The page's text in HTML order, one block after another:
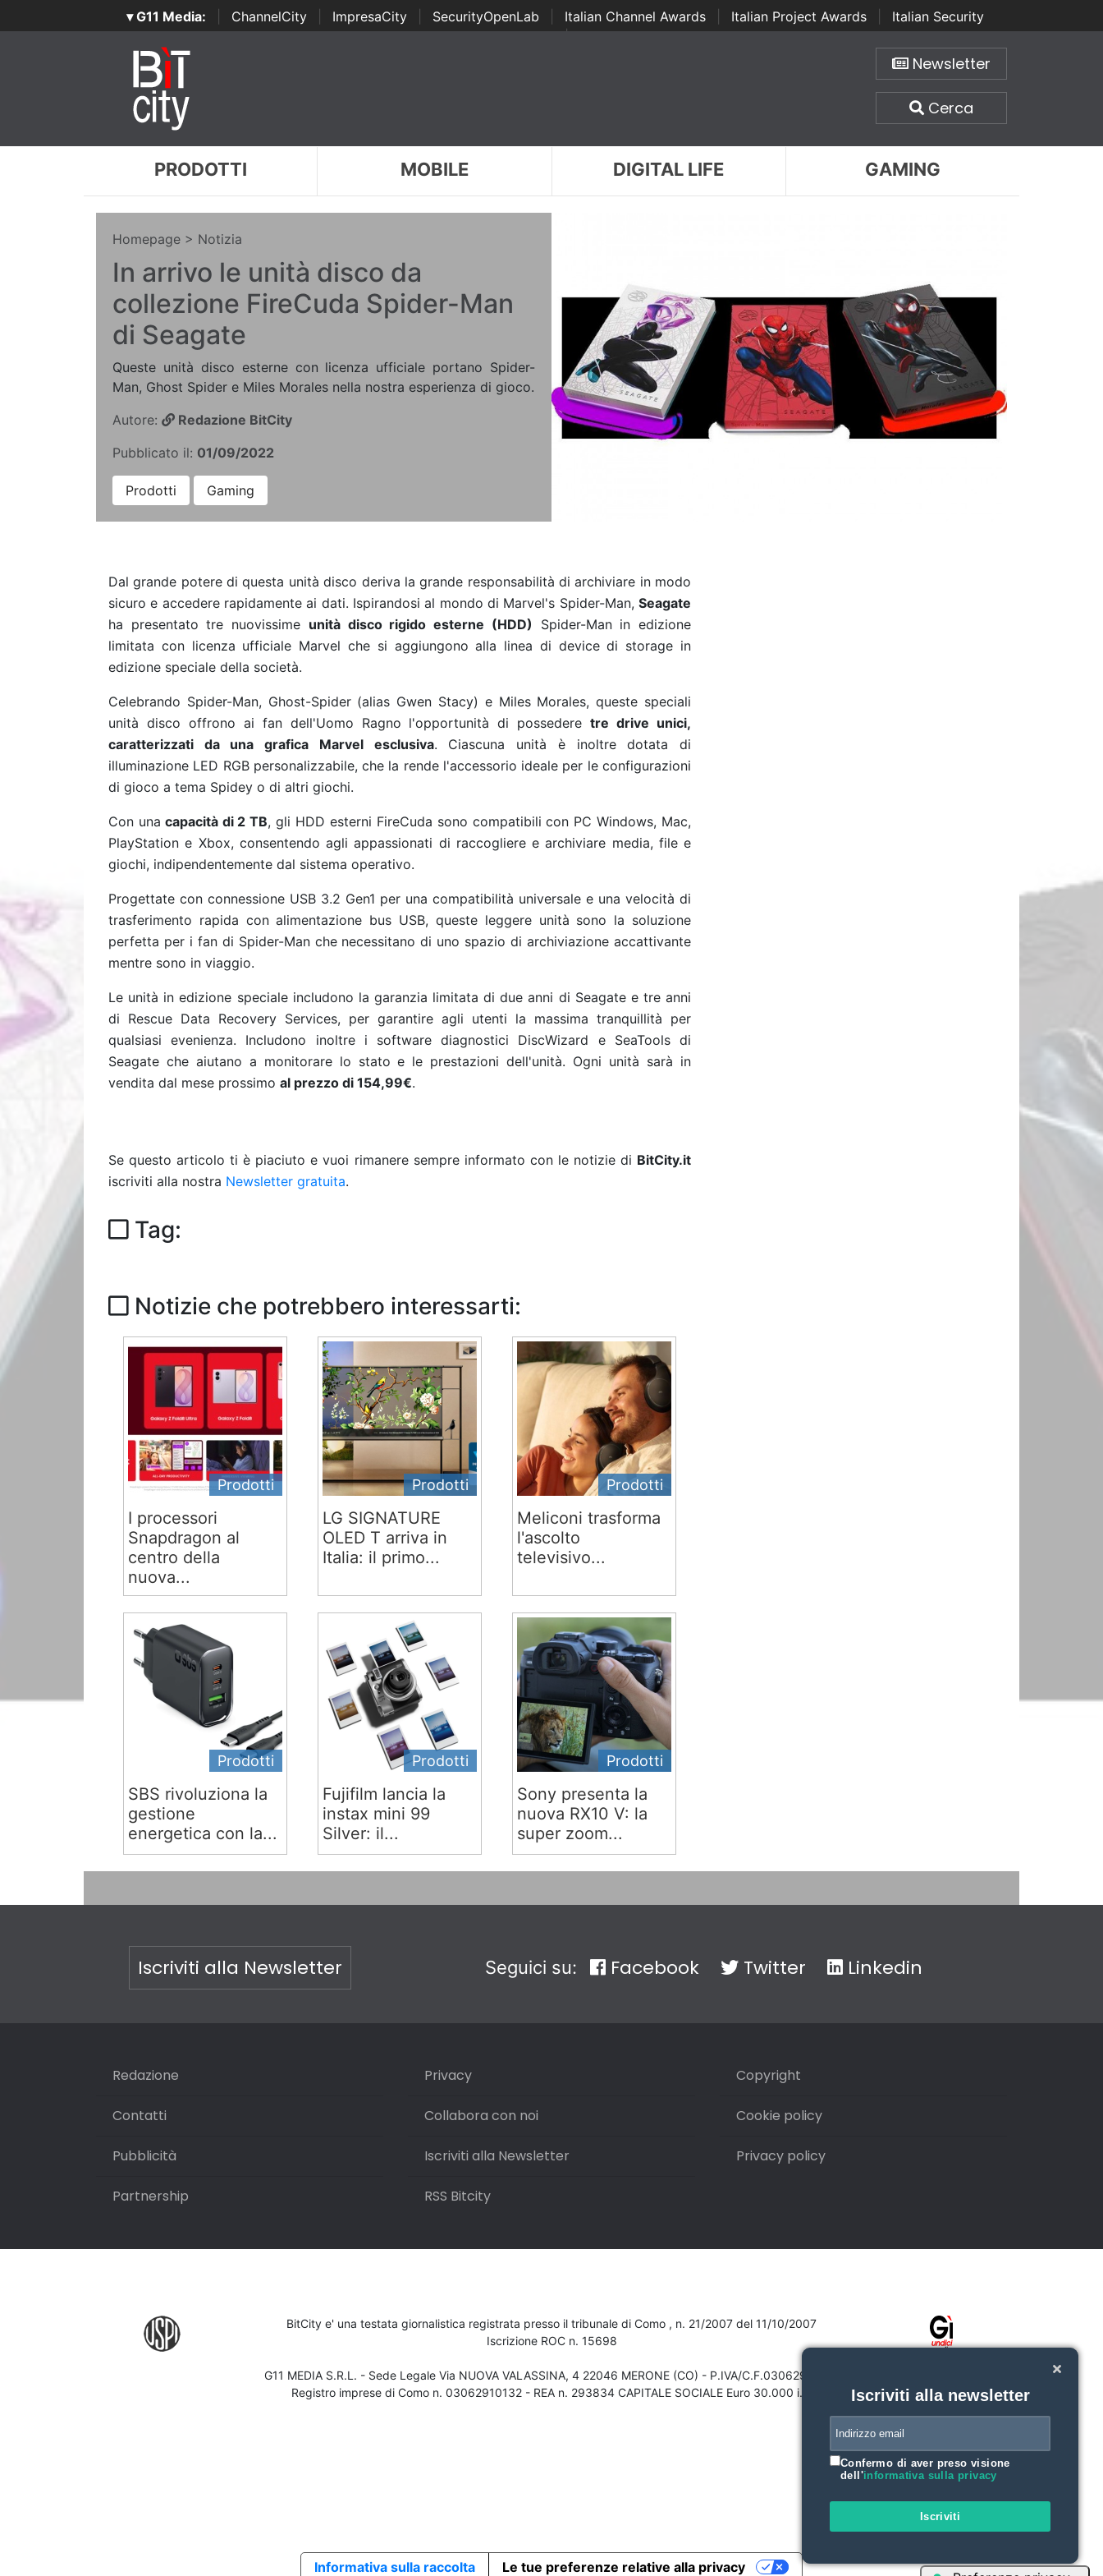
▾ G11 Media: ChannelCity ImpresaCity SecurityOpenLab Italian Channel Awards Italian Project Awards
Italian Security
Awards | ...
Newsletter
Cerca
PRODOTTI MOBILE DIGITAL LIFE GAMING
Homepage > Notizia
In arrivo le unità disco da
collezione FireCuda Spider-Man
di Seagate
Queste unità disco esterne con licenza ufficiale portano Spider-
Man, Ghost Spider e Miles Morales nella nostra esperienza di gioco.
Autore:
Redazione BitCity
Pubblicato il: 01/09/2022
Prodotti Gaming
Dal grande potere di questa unità disco deriva la grande responsabilità di archiviare in modo
sicuro e accedere rapidamente ai dati. Ispirandosi al mondo di Marvel's Spider-Man, Seagate
ha presentato tre nuovissime unità disco rigido esterne (HDD) Spider-Man in edizione
limitata con licenza ufficiale Marvel che si aggiungono alla linea di device di storage in
edizione speciale della società.
Celebrando Spider-Man, Ghost-Spider (alias Gwen Stacy) e Miles Morales, queste speciali
unità disco offrono ai fan dell'Uomo Ragno l'opportunità di possederetre drive unici,
caratterizzati da una grafica Marvel esclusiva. Ciascuna unità è inoltre dotata di
illuminazione LED RGB personalizzabile, che la rende l'accessorio ideale per le configurazioni
di gioco a tema Spidey o di altri giochi.
Con una capacità di 2 TB, gli HDD esterni FireCuda sono compatibili con PC Windows, Mac,
PlayStation e Xbox, consentendo agli appassionati di raccogliere e archiviare media, file e
giochi, indipendentemente dal sistema operativo.
Progettate con connessione USB 3.2 Gen1 per una compatibilità universale e una velocità di
trasferimento rapida con alimentazione bus USB, queste leggere unità sono la soluzione
perfetta per i fan di Spider-Man che necessitano di uno spazio di archiviazione accattivante
mentre sono in viaggio.
Le unità in edizione speciale includono la garanzia limitata di due anni di Seagate e tre anni
di Rescue Data Recovery Services, per garantire agli utenti la massima tranquillità per
qualsiasi evenienza. Includono inoltre i software diagnostici DiscWizard e SeaTools di
Seagate che aiutano a monitorare lo stato e le prestazioni dell'unità. Ogni unità sarà in
vendita dal mese prossimo al prezzo di 154,99€.
Se questo articolo ti è piaciuto e vuoi rimanere sempre informato con le notizie di BitCity.it
iscriviti alla nostra Newsletter gratuita.
Tag:
Notizie che potrebbero interessarti:
Prodotti
I processori
Snapdragon al
centro della
nuova...
Prodotti
LG SIGNATURE
OLED T arriva in
Italia: il primo...
Prodotti
Meliconi trasforma
l'ascolto
televisivo...
Prodotti
SBS rivoluziona la
gestione
energetica con la...
Prodotti
Fujifilm lancia la
instax mini 99
Silver: il...
Prodotti
Sony presenta la
nuova RX10 V: la
super zoom...
Iscriviti alla Newsletter Seguici su: Facebook Twitter Linkedin
Redazione
Contatti
Pubblicità
Partnership
Privacy
Collabora con noi
Iscriviti alla Newsletter
RSS Bitcity
Copyright
Cookie policy
Privacy policy
BitCity e' una testata giornalistica registrata presso il tribunale di Como , n. 21/2007 del 11/10/2007
Iscrizione ROC n. 15698
G11 MEDIA S.R.L. - Sede Legale Via NUOVA VALASSINA, 4 22046 MERONE (CO) - P.IVA/C.F.03062910132
Registro imprese di Como n. 03062910132 - REA n. 293834 CAPITALE SOCIALE Euro 30.000 i.v.
Iscriviti alla newsletter
Confermo di aver preso visione
dell'informativa sulla privacy
Iscriviti
Informativa sulla raccolta Le tue preferenze relative alla privacy